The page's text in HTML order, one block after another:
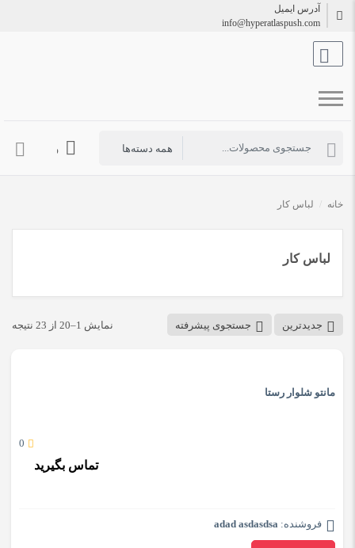
آدرس ایمیل
info@hyperatlaspush.com
ورود به
خانه لباس کار
لباس کار
نمایش 1–20 از 23 نتیجه جدیدترین جستجوی پیشرفته
مانتو شلوار رستا
0
تماس بگیرید
فروشنده: adad asdasdsa